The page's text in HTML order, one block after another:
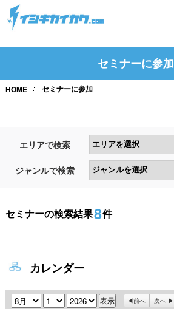
トップページ
研修・ツアーに参加
セミナーに参加
HOME セミナーに参加
エリアで検索
ジャンルで検索
セミナーの検索結果8件
カレンダー
月 日 年 前へ 次へ